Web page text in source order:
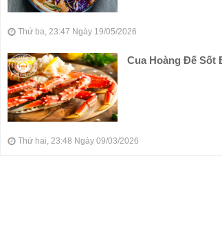
Thứ ba, 23:47 Ngày 19/05/2026
Cua Hoàng Đế Sốt
Thứ hai, 23:48 Ngày 09/03/2026